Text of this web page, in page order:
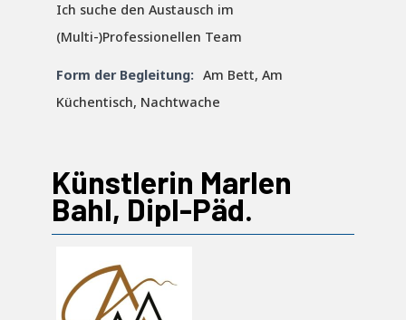
Ich suche den Austausch im
(Multi-)Professionellen Team
Form der Begleitung: Am Bett, Am
Küchentisch, Nachtwache
Künstlerin Marlen
Bahl, Dipl-Päd.